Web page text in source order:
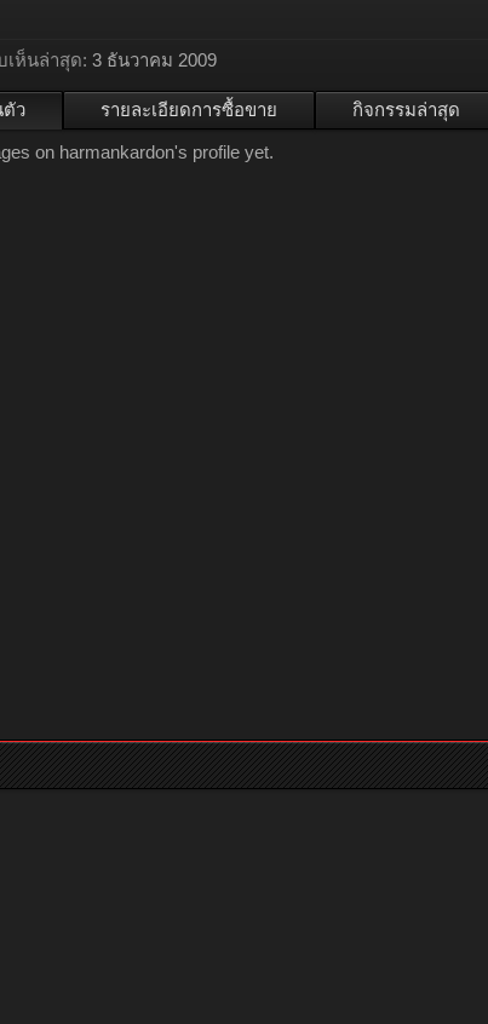
เห็นล่าสุด: 3 ธันวาคม 2009
ว รายละเอียดการซื้อขาย กิจกรรมล่าสุด
on harmankardon's profile yet.